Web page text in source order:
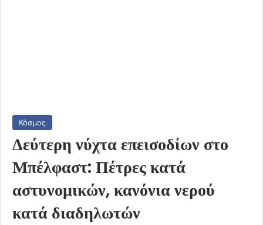
Κόσμος
Δεύτερη νύχτα επεισοδίων στο
Μπέλφαστ: Πέτρες κατά
αστυνομικών, κανόνια νερού
κατά διαδηλωτών